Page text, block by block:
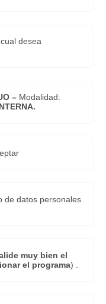
desea
– Modalidad:
de datos personales
muy bien el
el programa) .